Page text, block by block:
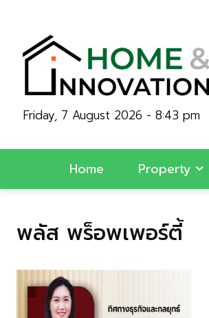
Friday, 7 August 2026 - 8:43 pm
Home Property
พลัส พร็อพเพอร์ตี้